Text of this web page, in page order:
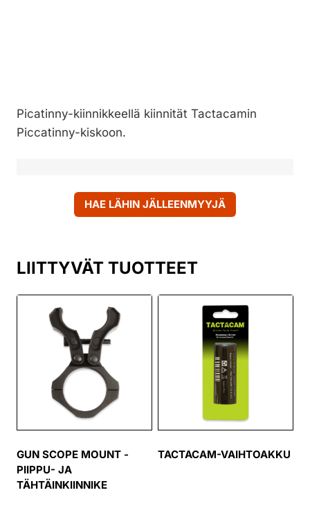
Picatinny-kiinnikkeellä kiinnität Tactacamin
Piccatinny-kiskoon.
HAE LÄHIN JÄLLEENMYYJÄ
LIITTYVÄT TUOTTEET
GUN SCOPE MOUNT -
PIIPPU- JA
TÄHTÄINKIINNIKE
TACTACAM-VAIHTOAKKU